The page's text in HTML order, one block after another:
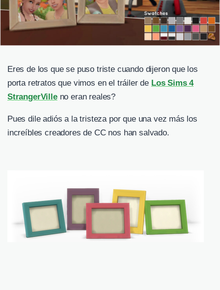
Eres de los que se puso triste cuando dijeron que los
porta retratos que vimos en el tráiler de Los Sims 4
StrangerVilleno eran reales?
Pues dile adiós a la tristeza por que una vez más los
increíbles creadores de CC nos han salvado.